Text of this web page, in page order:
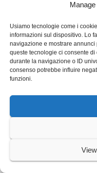
Usiamo tecnologie come i
informazioni sul dispositivo. Lo
navigazione e mostrare
queste tecnologie ci consente
durante la navigazione o ID
consenso potrebbe influire
funzioni.
TELEFONO:06
E-MAIL :
SITO WEB:
CASALE
Vino DOCG e IGT